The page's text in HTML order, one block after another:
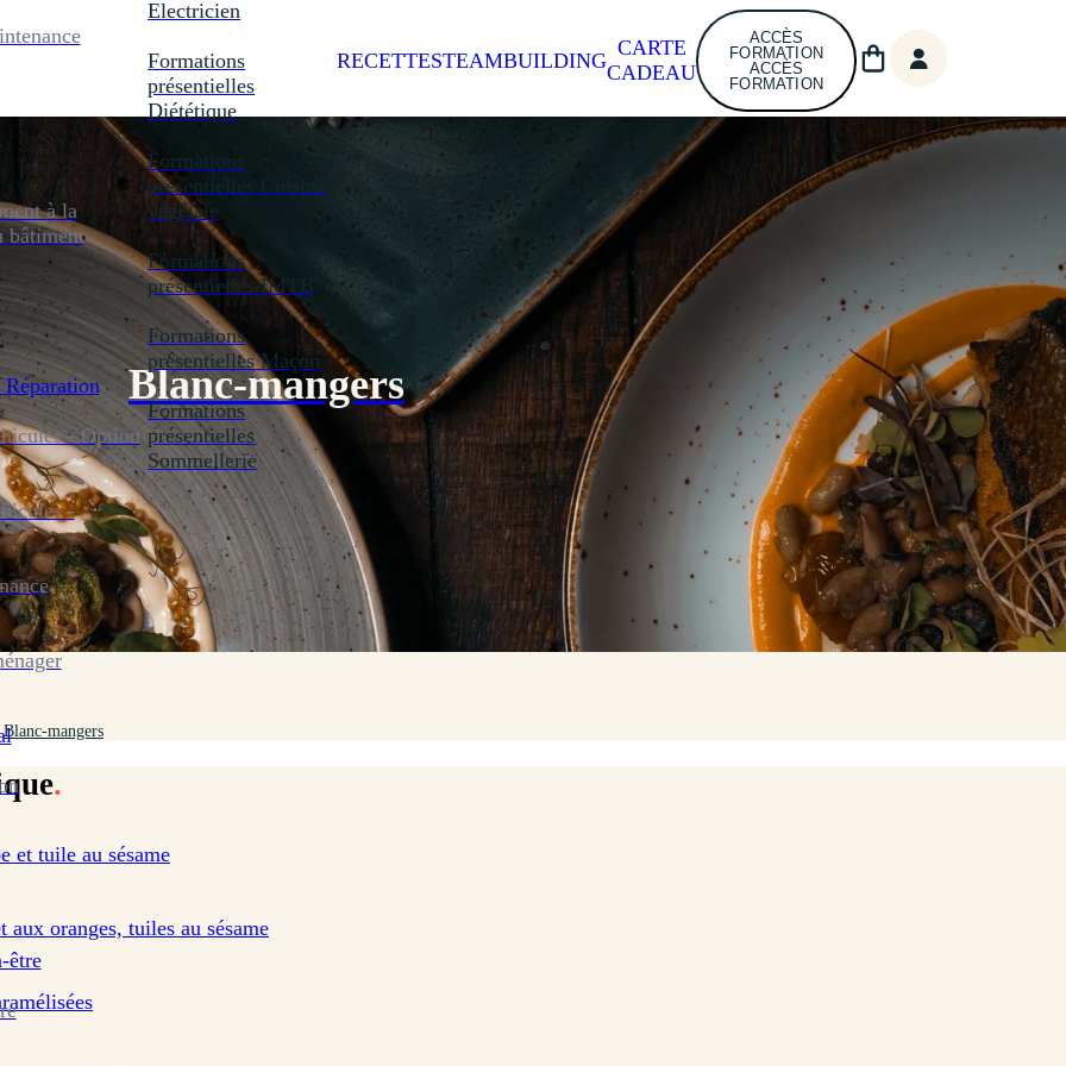
à la
bâtiment
- Option
-
être
Electricien
Formations
présentielles
Diététique
Formations
présentielles Cuisine
végétale
Formations
présentielles IMTB
Formations
présentielles Maçon
Formations
présentielles
Sommellerie
RECETTESTEAMBUILDING
CARTE
CADEAU
ACCÈS
FORMATION
ACCÈS
FORMATION
Blanc-mangers
Blanc-mangers
.
et tuile au sésame
oranges, tuiles au sésame